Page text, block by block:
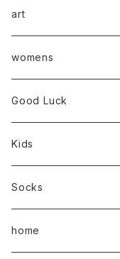
art
womens
Good Luck
Kids
Socks
home